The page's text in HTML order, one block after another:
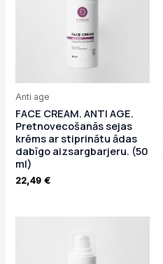
Anti age
FACE CREAM. ANTI AGE.
Pretnovecošanās sejas
krēms ar stiprinātu ādas
dabīgo aizsargbarjeru. (50
ml)
22,49€